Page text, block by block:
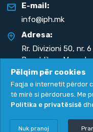
E-mail:
info@iph.mk
Adresa:
Rr. Divizioni 50, nr.
Republika e
Politika e privatësisë
Copyright
Pëlqim për cookies
Faqja e internetit përdor
të mirë si përdorues. Me
Politika e privatësisë
Nuk pranoj